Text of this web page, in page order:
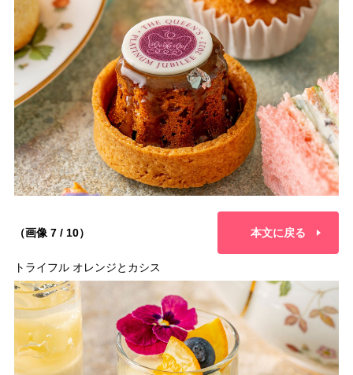
（画像 7 / 10） 本文に戻る
トライフル オレンジとカシス